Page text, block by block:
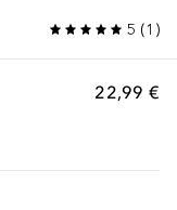
5 (1 )
22,99 €